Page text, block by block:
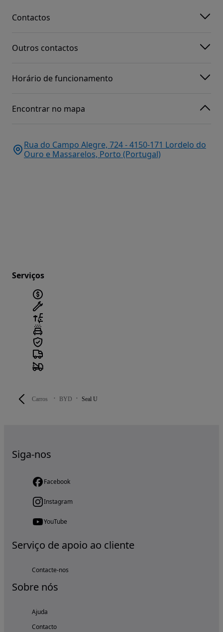
Carros BYD Seal U
Contactos
Outros contactos
Horário de funcionamento
Encontrar no mapa
Rua do Campo Alegre, 724 - 4150-171 Lordelo do
Ouro e Massarelos, Porto (Portugal)
Serviços
Siga-nos
Facebook
Instagram
YouTube
Serviço de apoio ao cliente
Contacte-nos
Sobre nós
Ajuda
Contacto